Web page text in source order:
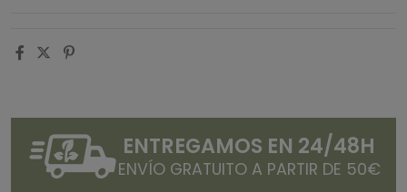
ENTREGAMOS EN 24/48H
ENVÍO GRATUITO A PARTIR DE 50€